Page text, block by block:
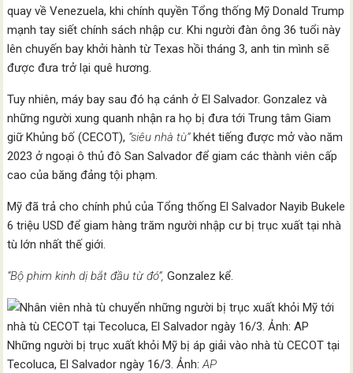
quay về Venezuela, khi chính quyền Tổng thống Mỹ Donald Trump
mạnh tay siết chính sách nhập cư. Khi người đàn ông 36 tuổi này
lên chuyến bay khởi hành từ Texas hồi tháng 3, anh tin mình sẽ
được đưa trở lại quê hương.
Tuy nhiên, máy bay sau đó hạ cánh ở El Salvador. Gonzalez và
những người xung quanh nhận ra họ bị đưa tới Trung tâm Giam
giữ Khủng bố (CECOT), “siêu nhà tù”khét tiếng được mở vào năm
2023 ở ngoại ô thủ đô San Salvador để giam các thành viên cấp
cao của băng đảng tội phạm.
Mỹ đã trả cho chính phủ của Tổng thống El Salvador Nayib Bukele
6 triệu USD để giam hàng trăm người nhập cư bị trục xuất tại nhà
tù lớn nhất thế giới.
“Bộ phim kinh dị bắt đầu từ đó”,Gonzalez kể.
Những người bị trục xuất khỏi Mỹ bị áp giải vào nhà tù CECOT tại
Tecoluca, El Salvador ngày 16/3. Ảnh:AP